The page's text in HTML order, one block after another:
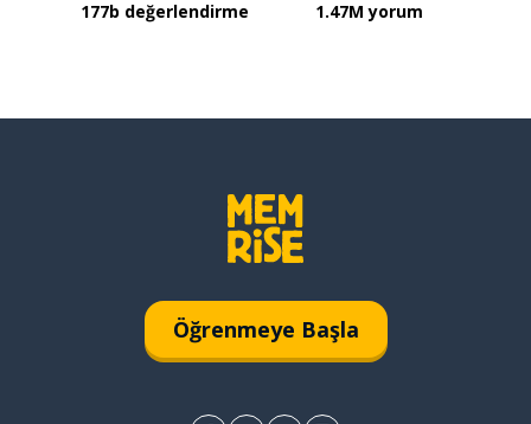
177b değerlendirme 1.47M yorum
Öğrenmeye Başla